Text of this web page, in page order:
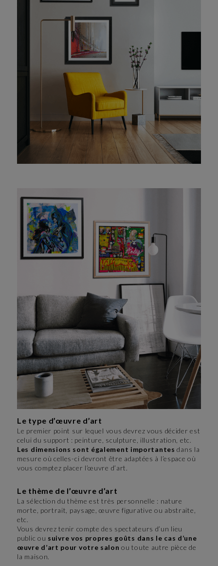
Le type d’œuvre d’art
Le premier point sur lequel vous devrez vous décider est
celui du support : peinture, sculpture, illustration, etc.
Les dimensions sont également importantesdans la
mesure où celles-ci devront être adaptées à l’espace où
vous comptez placer l’œuvre d’art.
Le thème de l’œuvre d’art
La sélection du thème est très personnelle : nature
morte, portrait, paysage, œuvre figurative ou abstraite,
etc.
Vous devrez tenir compte des spectateurs d’un lieu
public ou suivre vos propres goûts dans le cas d’une
œuvre d’art pour votre salon ou toute autre pièce de
la maison.